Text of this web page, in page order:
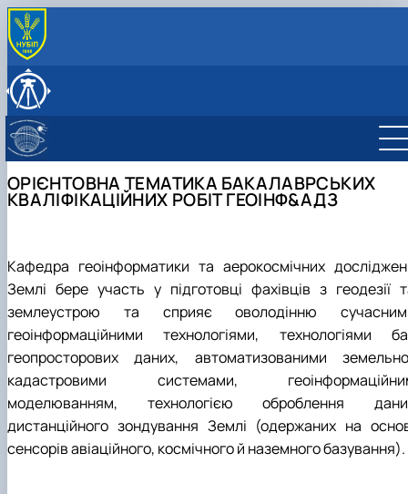
ПРО КАФЕДРУ
Робочі програми, силабуси, електронне освітнє
середовище
Навчальні лабораторії (матеріально-технічне
забезпечення)
ОС "Бакалавр"
ОС "Магістр"
НАУКОВА ДІЯЛЬНІСТЬ
технології в сучасному землевпоря…
Студентський науковий гурток "ГІС-аналітик"
СКЛАД КАФЕДРИ
Графік перебування НПП
Графік проведення консультацій
ОРІЄНТОВНА ТЕМАТИКА БАКАЛАВРСЬКИХ
КВАЛІФІКАЦІЙНИХ РОБІТ ГЕОІНФ&АДЗ
Кафедра геоінформатики та аерокосмічних
Землі бере участь у підготовці фахівців з геодезії
землеустрою та сприяє оволодінню
геоінформаційними технологіями, технологіями
геопросторових даних, автоматизованими
кадастровими системами,
моделюванням, технологією оброблення
дистанційного зондування Землі (одержаних на
сенсорів авіаційного, космічного й наземного базування).